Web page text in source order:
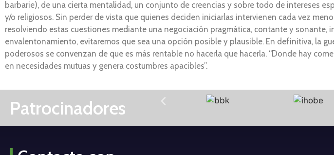
barbarie), de una cierta mentalidad, un conjunto de creencias y sobre todo de intereses
y/o religiosos. Sin perder de vista que quienes deciden iniciarlas intervienen cada vez
resolviendo estas cuestiones mediante una negociación pragmática, contante y sonante,
envalentonamiento, evitaremos que sea una opción posible y plausible. En definitiva, la
poderosos se convenzan de que es más rentable no hacerla que hacerla. “Donde hay
en necesidades mutuas y genera costumbres apacibles”.
Patrocinadores